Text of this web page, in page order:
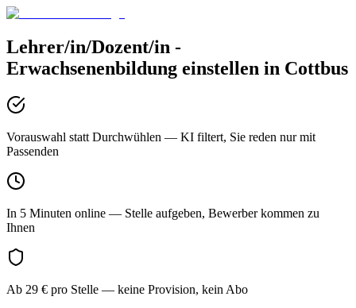
Lehrer/in/Dozent/in -
Erwachsenenbildung einstellen in Cottbus
Vorauswahl statt Durchwühlen — KI filtert, Sie reden nur mit
Passenden
In 5 Minuten online — Stelle aufgeben, Bewerber kommen zu
Ihnen
Ab 29 € pro Stelle — keine Provision, kein Abo